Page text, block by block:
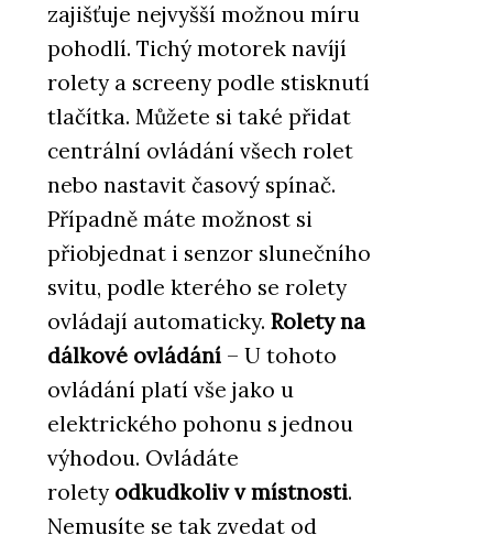
zajišťuje nejvyšší možnou míru
pohodlí. Tichý motorek navíjí
rolety a screeny podle stisknutí
tlačítka. Můžete si také přidat
centrální ovládání všech rolet
nebo nastavit časový spínač.
Případně máte možnost si
přiobjednat i senzor slunečního
svitu, podle kterého se rolety
ovládají automaticky. Rolety na
dálkové ovládání – U tohoto
ovládání platí vše jako u
elektrického pohonu s jednou
výhodou. Ovládáte
rolety odkudkoliv v místnosti.
Nemusíte se tak zvedat od